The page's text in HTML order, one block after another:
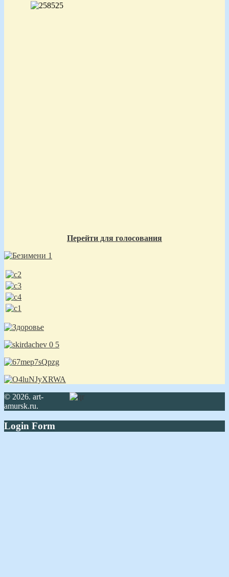
Перейти для голосования
© 2026. art-
amursk.ru.
Login Form